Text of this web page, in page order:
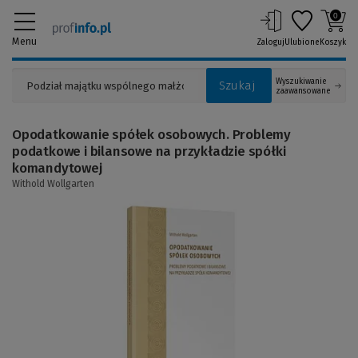
Menu
Szukaj
Wyszukiwanie
zaawansowane
ZalogujUlubione
0
Koszyk
Opodatkowanie spółek osobowych. Problemy
podatkowe i bilansowe na przykładzie spółki
komandytowej
Withold Wollgarten